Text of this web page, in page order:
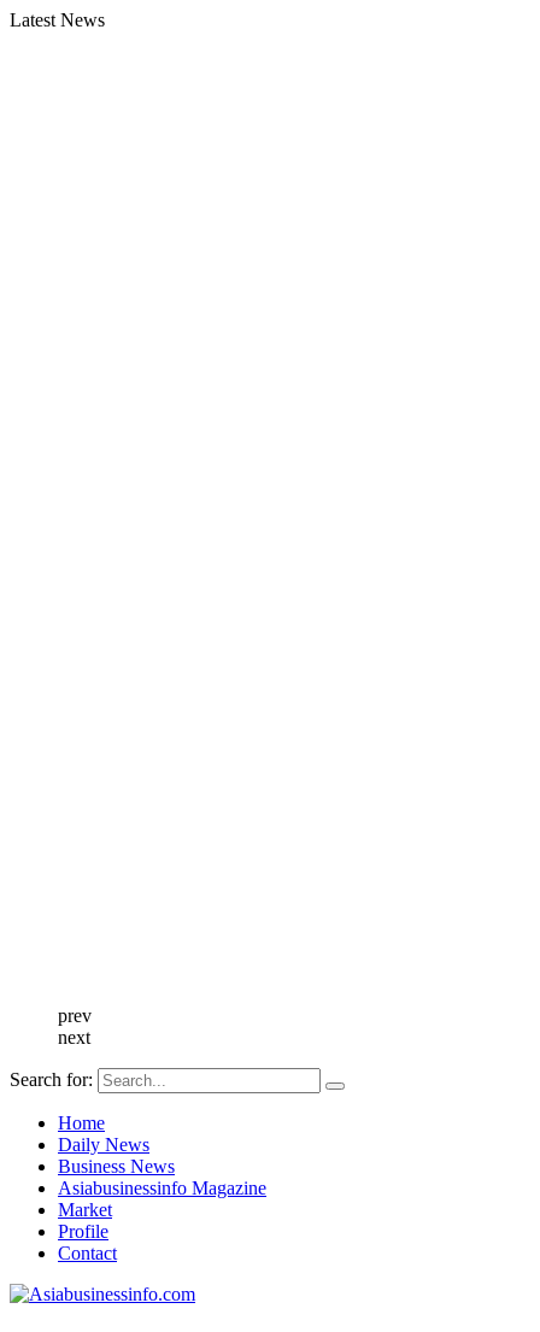
Latest News
prev
next
Search for:
Home
Daily News
Business News
Asiabusinessinfo Magazine
Market
Profile
Contact